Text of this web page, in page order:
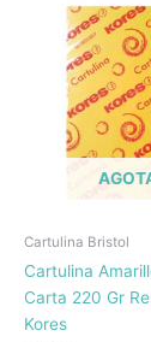
Cartulina Bristol
Cartulina
Carta 220 Gr
Kores